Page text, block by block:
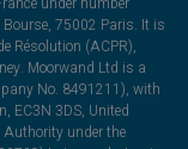
75002 Paris. It is
Résolution (ACPR),
Moorwand Ltd is a
No. 8491211), with
EC3N 3DS, United
under the